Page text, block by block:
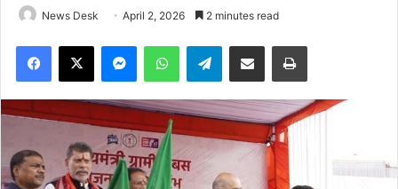
News Desk April 2, 2026 2 minutes read
Facebook
X MessengerWhatsAppTelegramShare via Email Print